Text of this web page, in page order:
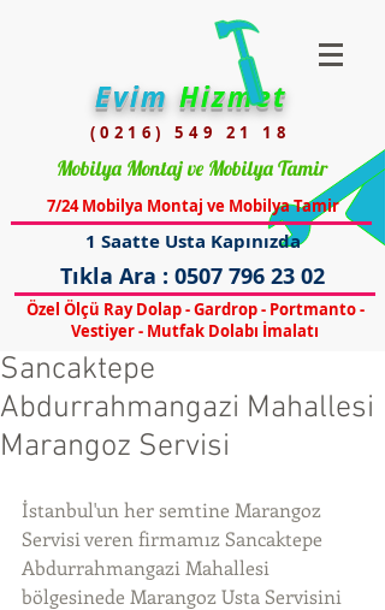
EvimHizmet
(0216) 549 21 18
Mobilya Montaj ve Mobilya Tamir
7/24 Mobilya Montaj ve Mobilya Tamir
1 Saatte Usta Kapınızda
Tıkla Ara : 0507 796 23 02
Özel Ölçü Ray Dolap - Gardrop - Portmanto -
Vestiyer - Mutfak Dolabı İmalatı
Sancaktepe
Abdurrahmangazi Mahallesi
Marangoz Servisi
İstanbul'un her semtine Marangoz
Servisi veren firmamız Sancaktepe
Abdurrahmangazi Mahallesi
bölgesinede Marangoz Usta Servisini